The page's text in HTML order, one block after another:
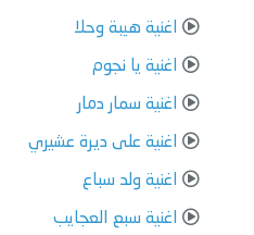
اغنية هيبة وحلا
اغنية يا نجوم
اغنية سمار دمار
اغنية على ديرة عشيري
اغنية ولد سباع
اغنية سبع العجايب